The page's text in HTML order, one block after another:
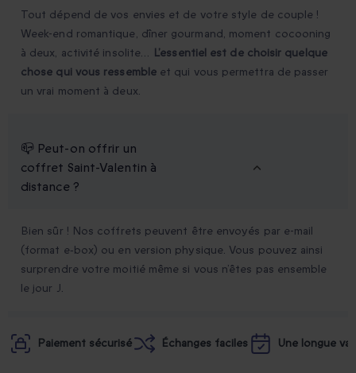
Tout dépend de vos envies et de votre style de couple !
Week-end romantique, dîner gourmand, moment cocooning
à deux, activité insolite… L’essentiel est de choisir quelque
chose qui vous ressembleet qui vous permettra de passer
un vrai moment à deux.
📪 Peut-on offrir un
coffret Saint-Valentin à
distance ?
Bien sûr ! Nos coffrets peuvent être envoyés par e-mail
(format e‑box) ou en version physique. Vous pouvez ainsi
surprendre votre moitié même si vous n’êtes pas ensemble
le jour J.
Paiement sécurisé Échanges faciles Une longue